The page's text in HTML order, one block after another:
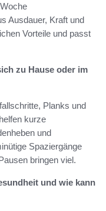
Ausdauer, Kraft und
Vorteile und passt
zu Hause oder im
Planks und
kurze
und
Spaziergänge
bringen viel.
und wie kann